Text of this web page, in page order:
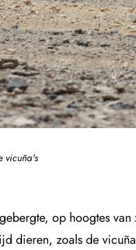
vicuña's
op hoogtes
dieren, zoals de